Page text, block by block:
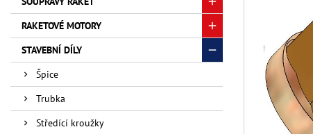
RAKETOVÉ MOTORY
STAVEBNÍ DÍLY
Špice
Trubka
Středící kroužky